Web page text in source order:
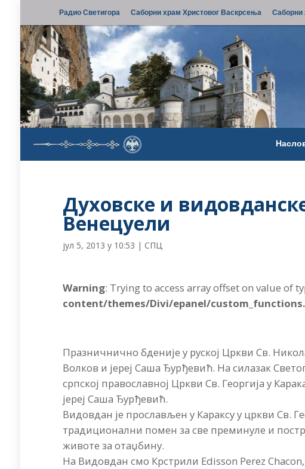
Радио Светигора Саборни храм Христовог Васкрсења Саборни
Духовске и
Венецуели
јул 5, 2013 у 10:53 | СПЦ
Warning: Trying to access array offset on value of
content/themes/Divi/epanel/
Празничнично бденије у руској Цркви Св.
Волков и јереј Саша Ђурђевић. На силазак
српској православној Цркви Св. Георгија у
јереј Саша Ђурђевић.
Видовдан је прослављен у Караксу у цркви Св.
традиционални помен за све преминуле и
животе за отаџбину.
На Видовдан смо Крстрили Edisson Perez Chacon,